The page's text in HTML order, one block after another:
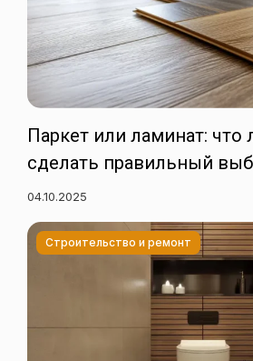
Паркет или ламинат: что
сделать правильный
04.10.2025
Строительство и ремонт